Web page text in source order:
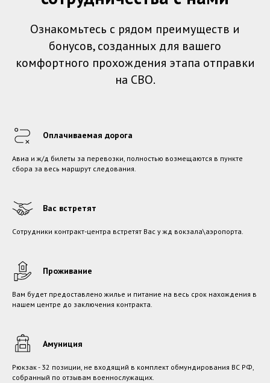
Ознакомьтесь с рядом преимуществ и
бонусов, созданных для вашего
комфортного прохождения этапа отправки
на СВО.
Оплачиваемая дорога
Авиа и ж/д билеты за перевозки, полностью возмещаются в пункте
сбора за весь маршрут следования.
Вас встретят
Сотрудники контракт-центра встретят Вас у жд вокзала\аэропорта.
Проживание
Вам будет предоставлено жилье и питание на весь срок нахождения в
нашем центре до заключения контракта.
Амуниция
Рюкзак - 32 позиции, не входящий в комплект обмундирования ВС РФ,
собранный по отзывам военнослужащих.